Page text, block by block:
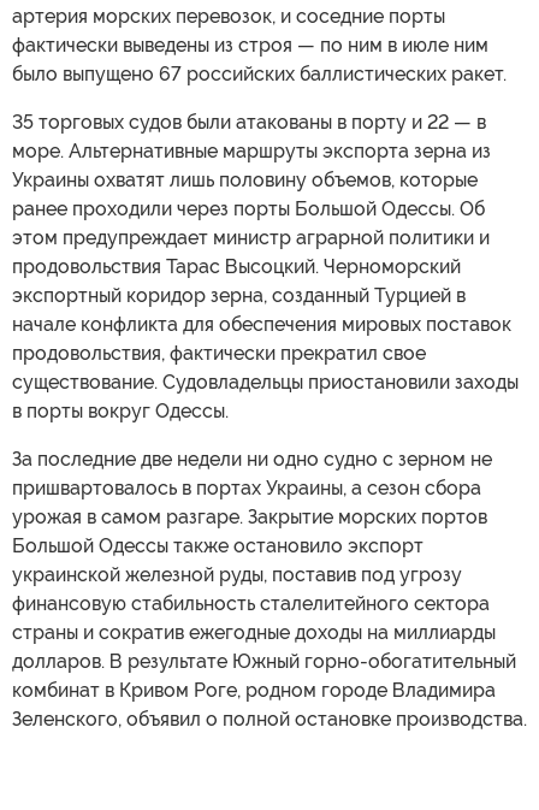
артерия морских перевозок, и соседние порты
фактически выведены из строя — по ним в июле ним
было выпущено 67 российских баллистических ракет.
35 торговых судов были атакованы в порту и 22 — в
море. Альтернативные маршруты экспорта зерна из
Украины охватят лишь половину объемов, которые
ранее проходили через порты Большой Одессы. Об
этом предупреждает министр аграрной политики и
продовольствия Тарас Высоцкий. Черноморский
экспортный коридор зерна, созданный Турцией в
начале конфликта для обеспечения мировых поставок
продовольствия, фактически прекратил свое
существование. Судовладельцы приостановили заходы
в порты вокруг Одессы.
За последние две недели ни одно судно с зерном не
пришвартовалось в портах Украины, а сезон сбора
урожая в самом разгаре. Закрытие морских портов
Большой Одессы также остановило экспорт
украинской железной руды, поставив под угрозу
финансовую стабильность сталелитейного сектора
страны и сократив ежегодные доходы на миллиарды
долларов. В результате Южный горно-обогатительный
комбинат в Кривом Роге, родном городе Владимира
Зеленского, объявил о полной остановке производства.